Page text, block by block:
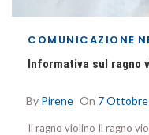
COMUNICAZIONE
Informativa sul ragno
By Pirene On 7 Ottobre
Il ragno violino Il ragno